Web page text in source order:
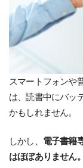
スマートフォンや
は、読書中にバッ
かもしれません。
しかし、 電子書籍
はほぼありません。